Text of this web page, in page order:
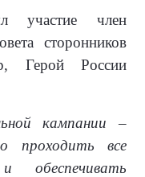
участие член
сторонников
Герой России
кампании –
проходить все
обеспечивать